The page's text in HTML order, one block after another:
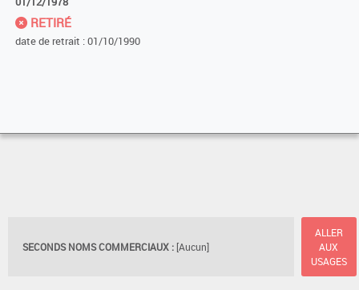
RETIRÉ
date de retrait : 01/10/1990
SECONDS NOMS COMMERCIAUX : [Aucun]
ALLER
AUX
USAGES